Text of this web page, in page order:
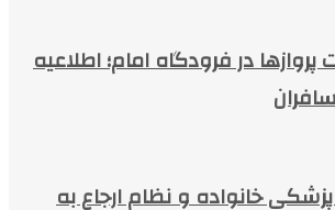
در فرودگاه امام؛ اطلاعیه‌
خانواده و نظام ارجاع به